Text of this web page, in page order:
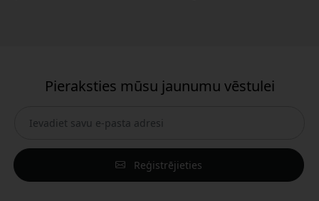
Pieraksties mūsu jaunumu vēstulei
Reģistrējieties